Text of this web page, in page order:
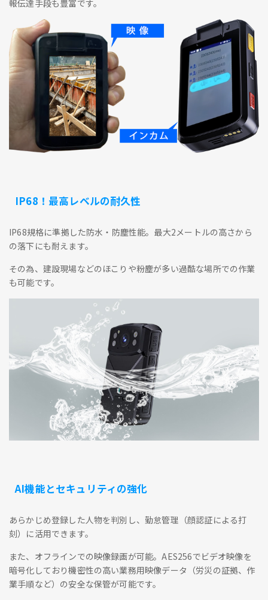
報伝達手段も豊富です。
IP68！最高レベルの耐久性
IP68規格に準拠した防水・防塵性能。最大2メートルの高さから
の落下にも耐えます。
その為、建設現場などのほこりや粉塵が多い過酷な場所での作業
も可能です。
AI機能とセキュリティの強化
あらかじめ登録した人物を判別し、勤怠管理（顔認証による打
刻）に活用できます。
また、オフラインでの映像録画が可能。AES256でビデオ映像を
暗号化しており機密性の高い業務用映像データ（労災の証拠、作
業手順など）の安全な保管が可能です。